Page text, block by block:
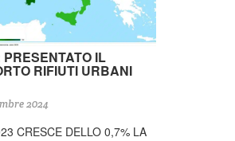
IL
RIFIUTI URBANI
2024
CRESCE DELLO 0,7% LA